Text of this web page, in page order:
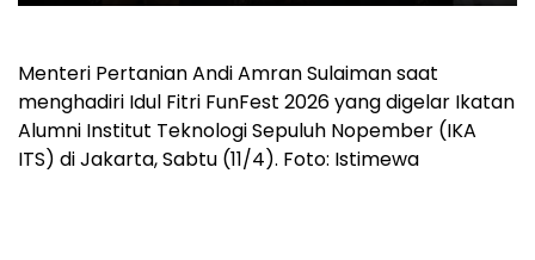
Menteri Pertanian Andi Amran Sulaiman saat
menghadiri Idul Fitri FunFest 2026 yang digelar Ikatan
Alumni Institut Teknologi Sepuluh Nopember (IKA
ITS) di Jakarta, Sabtu (11/4). Foto: Istimewa